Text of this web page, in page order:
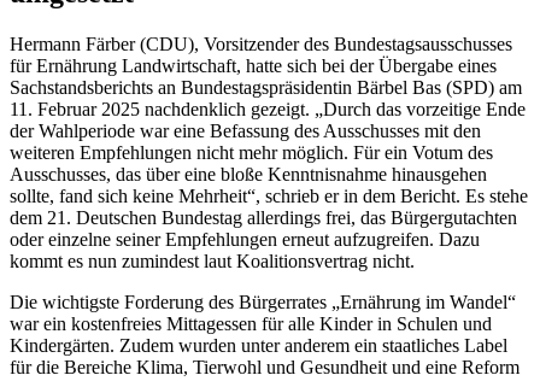
Hermann Färber (CDU), Vorsitzender des Bundestagsausschusses
für Ernährung Landwirtschaft, hatte sich bei der Übergabe eines
Sachstandsberichts an Bundestagspräsidentin Bärbel Bas (SPD) am
11. Februar 2025 nachdenklich gezeigt. „Durch das vorzeitige Ende
der Wahlperiode war eine Befassung des Ausschusses mit den
weiteren Empfehlungen nicht mehr möglich. Für ein Votum des
Ausschusses, das über eine bloße Kenntnisnahme hinausgehen
sollte, fand sich keine Mehrheit“, schrieb er in dem Bericht. Es stehe
dem 21. Deutschen Bundestag allerdings frei, das Bürgergutachten
oder einzelne seiner Empfehlungen erneut aufzugreifen. Dazu
kommt es nun zumindest laut Koalitionsvertrag nicht.
Die wichtigste Forderung des Bürgerrates „Ernährung im Wandel“
war ein kostenfreies Mittagessen für alle Kinder in Schulen und
Kindergärten. Zudem wurden unter anderem ein staatliches Label
für die Bereiche Klima, Tierwohl und Gesundheit und eine Reform